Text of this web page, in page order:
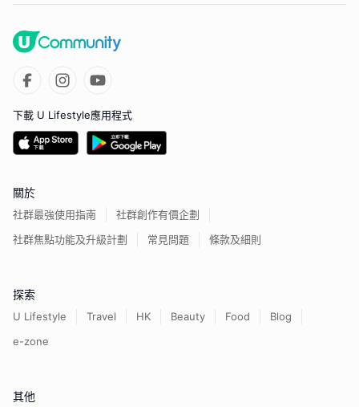
下載 U Lifestyle應用程式
關於
社群最強使用指南
社群創作有價企劃
社群焦點功能及升級計劃
常見問題 條款及細則
探索
U Lifestyle Travel HK Beauty Food
Blog
e-zone
其他